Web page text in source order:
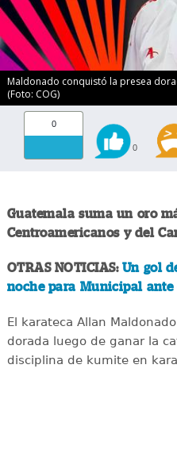
Maldonado conquistó la presea
(Foto: COG)
0
0
Guatemala suma un oro
Centroamericanos y del
OTRAS NOTICIAS: Un gol
noche para Municipal ante
El karateca Allan
dorada luego de ganar la
disciplina de kumite en